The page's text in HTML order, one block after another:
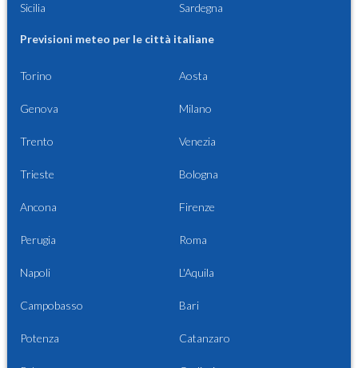
Sicilia Sardegna
Previsioni meteo per le città italiane
Torino Aosta
Genova Milano
Trento Venezia
Trieste Bologna
Ancona Firenze
Perugia Roma
Napoli L'Aquila
Campobasso Bari
Potenza Catanzaro